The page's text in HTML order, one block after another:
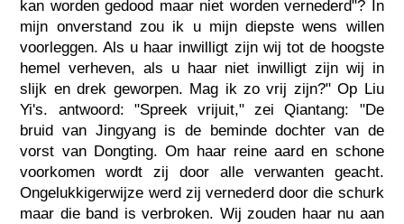
kan worden gedood maar niet worden vernederd"? In
mijn onverstand zou ik u mijn diepste wens willen
voorleggen. Als u haar inwilligt zijn wij tot de hoogste
hemel verheven, als u haar niet inwilligt zijn wij in
slijk en drek geworpen. Mag ik zo vrij zijn?" Op Liu
Yi's. antwoord: "Spreek vrijuit," zei Qiantang: "De
bruid van Jingyang is de beminde dochter van de
vorst van Dongting. Om haar reine aard en schone
voorkomen wordt zij door alle verwanten geacht.
Ongelukkigerwijze werd zij vernederd door die schurk
maar die band is verbroken. Wij zouden haar nu aan